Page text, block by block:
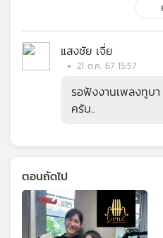
แสงชัย เจี่ย
21 ต.ค. 67 15:57
รอฟังงานเพลงทูบ
ครับ..
ตอนถัดไป